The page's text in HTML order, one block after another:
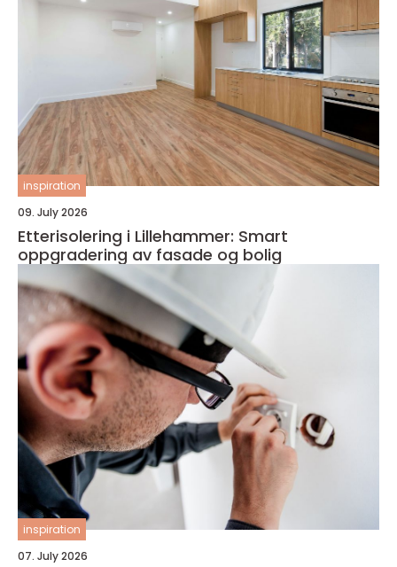
inspiration
09. July 2026
Etterisolering i Lillehammer: Smart
oppgradering av fasade og bolig
inspiration
07. July 2026